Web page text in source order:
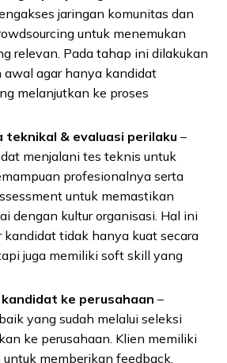
jaringan komunitas dan
untuk menemukan
relevan. Pada tahap ini dilakukan
awal agar hanya kandidat
melanjutkan ke proses
teknikal & evaluasi perilaku –
menjalani tes teknis untuk
profesionalnya serta
untuk memastikan
dengan kultur organisasi. Hal ini
kandidat tidak hanya kuat secara
juga memiliki soft skill yang
ke perusahaan –
yang sudah melalui seleksi
ke perusahaan. Klien memiliki
memberikan feedback,